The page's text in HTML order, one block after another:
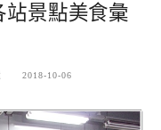
站景點美食彙
2018-10-06